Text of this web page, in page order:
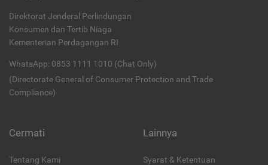
Direktorat Jenderal Perlindungan
Konsumen dan Tertib Niaga
Kementerian Perdagangan RI
WhatsApp: 0853 1111 1010 (Chat Only)
(Directorate General of Consumer Protection and Trade
Compliance)
Cermati
Tentang Kami
Lainnya
Syarat & Ketentuan